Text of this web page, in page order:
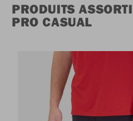
PRODUITS
PRO CASUAL